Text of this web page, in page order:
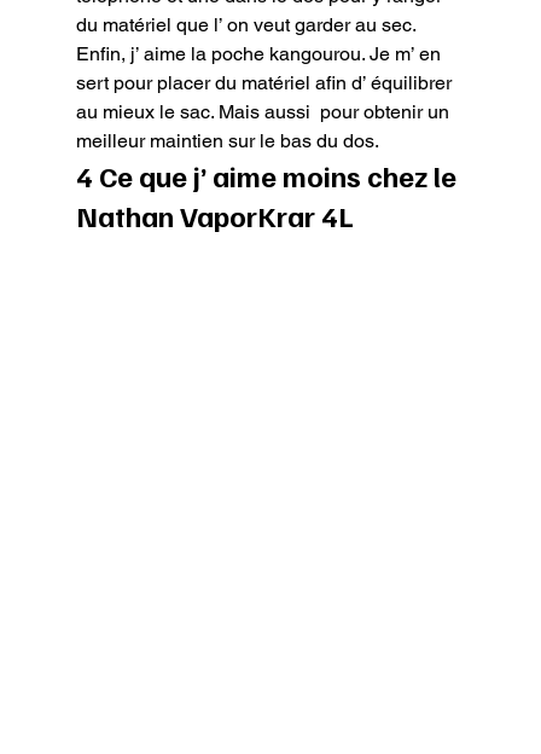
du matériel que l’ on veut garder au sec.
Enfin, j’ aime la poche kangourou. Je m’ en
sert pour placer du matériel afin d’ équilibrer
au mieux le sac. Mais aussi  pour obtenir un
meilleur maintien sur le bas du dos.
4 Ce que j’ aime moins chez le
Nathan VaporKrar 4L